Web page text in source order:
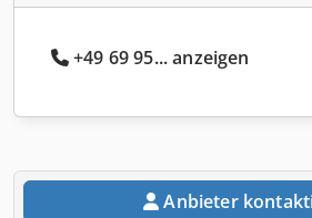
+49 69 95... anzeigen
Anbieter